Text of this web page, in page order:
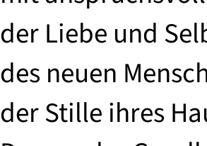
der Liebe und
des neuen
der Stille ihres